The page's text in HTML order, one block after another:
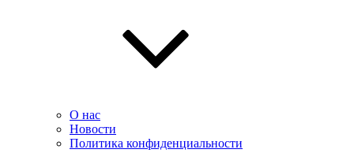
О нас
Новости
Политика конфиденциальности